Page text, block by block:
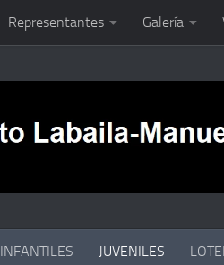
Representantes Galería
INFANTILES JUVENILES